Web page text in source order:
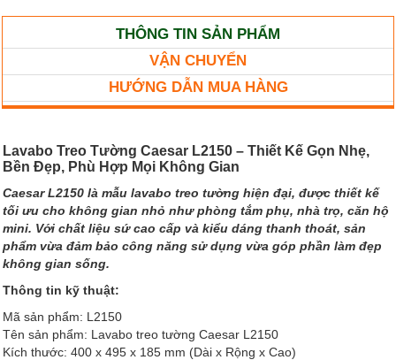
THÔNG TIN SẢN PHẨM
VẬN CHUYỂN
HƯỚNG DẪN MUA HÀNG
Lavabo Treo Tường Caesar L2150 – Thiết Kế Gọn Nhẹ,
Bền Đẹp, Phù Hợp Mọi Không Gian
Caesar L2150 là mẫu lavabo treo tường hiện đại, được thiết kế
tối ưu cho không gian nhỏ như phòng tắm phụ, nhà trọ, căn hộ
mini. Với chất liệu sứ cao cấp và kiểu dáng thanh thoát, sản
phẩm vừa đảm bảo công năng sử dụng vừa góp phần làm đẹp
không gian sống.
Thông tin kỹ thuật:
Mã sản phẩm: L2150
Tên sản phẩm: Lavabo treo tường Caesar L2150
Kích thước: 400 x 495 x 185 mm (Dài x Rộng x Cao)